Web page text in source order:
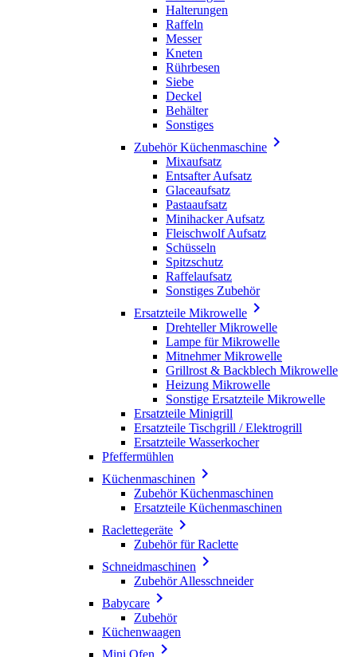
Halterungen
Raffeln
Messer
Kneten
Rührbesen
Siebe
Deckel
Behälter
Sonstiges
Zubehör Küchenmaschine 
Mixaufsatz
Entsafter Aufsatz
Glaceaufsatz
Pastaaufsatz
Minihacker Aufsatz
Fleischwolf Aufsatz
Schüsseln
Spitzschutz
Raffelaufsatz
Sonstiges Zubehör
Ersatzteile Mikrowelle 
Drehteller Mikrowelle
Lampe für Mikrowelle
Mitnehmer Mikrowelle
Grillrost & Backblech Mikrowelle
Heizung Mikrowelle
Sonstige Ersatzteile Mikrowelle
Ersatzteile Minigrill
Ersatzteile Tischgrill / Elektrogrill
Ersatzteile Wasserkocher
Pfeffermühlen
Küchenmaschinen 
Zubehör Küchenmaschinen
Ersatzteile Küchenmaschinen
Raclettegeräte 
Zubehör für Raclette
Schneidmaschinen 
Zubehör Allesschneider
Babycare 
Zubehör
Küchenwaagen
Mini Ofen 